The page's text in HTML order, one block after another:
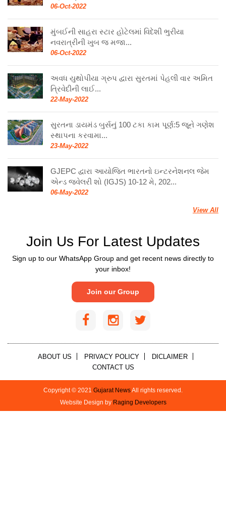
06-Oct-2022
મુંબઈની સાહરા સ્ટાર હોટેલમાં વિદેશી ભુરીયા
નવરાત્રીની ખુબ જ મજા...
06-Oct-2022
અવધ યુથોપીયા ગ્રુપ દ્વારા સુરતમાં પેહલી વાર અમિત
ત્રિવેદીની લાઈ...
22-May-2022
સુરતના ડાયમંડ બુર્સનું 100 ટકા કામ પૂર્ણ:5 જૂને ગણેશ
સ્થાપના કરવામા...
23-May-2022
GJEPC દ્વારા આયોજિત ભારતનો ઇન્ટરનેશનલ જેમ
એન્ડ જ્વેલરી શો (IGJS) 10-12 મે, 202...
06-May-2022
View All
Join Us For Latest Updates
Sign up to our WhatsApp Group and get recent news directly to
your inbox!
Join our Group
ABOUT US PRIVACY POLICY
DICLAIMER
CONTACT US
Copyright © 2021 Gujarat News All rights reserved.
Website Design by Raging Developers